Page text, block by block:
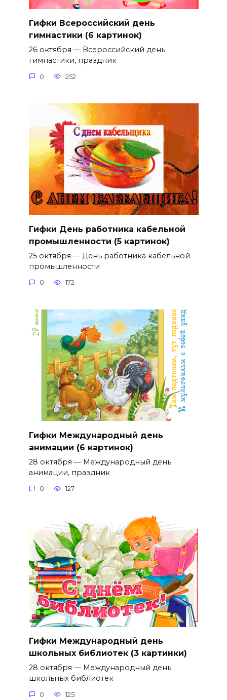
Гифки Всероссийский день
гимнастики (6 картинок)
26 октября — Всероссийский день
гимнастики, праздник
0 252
Гифки День работника кабельной
промышленности (5 картинок)
25 октября — День работника кабельной
промышленности
0 172
Гифки Международный день
анимации (6 картинок)
28 октября — Международный день
анимации, праздник
0 127
Гифки Международный день
школьных библиотек (3 картинки)
28 октября — Международный день
школьных библиотек
0 125